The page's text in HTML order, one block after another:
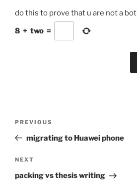
do this to prove that u are not a bot
8 + two =
Previous
Post
PREVIOUS
migrating to Huawei phone
Next
Post
NEXT
packing vs thesis writing